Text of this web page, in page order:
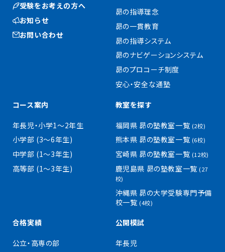
受験をお考えの方へ
お知らせ
お問い合わせ
昴の指導理念
昴の一貫教育
昴の指導システム
昴のナビゲーションシステム
昴のプロコーチ制度
安心・安全な通塾
コース案内
年長児・小学1〜2年生
小学部 (3〜6年生)
中学部 (1〜3年生)
高等部 (1〜3年生)
教室を探す
福岡県 昴の塾教室一覧 (2校)
熊本県 昴の塾教室一覧 (6校)
宮崎県 昴の塾教室一覧 (12校)
鹿児島県 昴の塾教室一覧(27
校)
沖縄県 昴の大学受験専門予備
校一覧 (4校)
合格実績
公立・高専の部
公開模試
年長児